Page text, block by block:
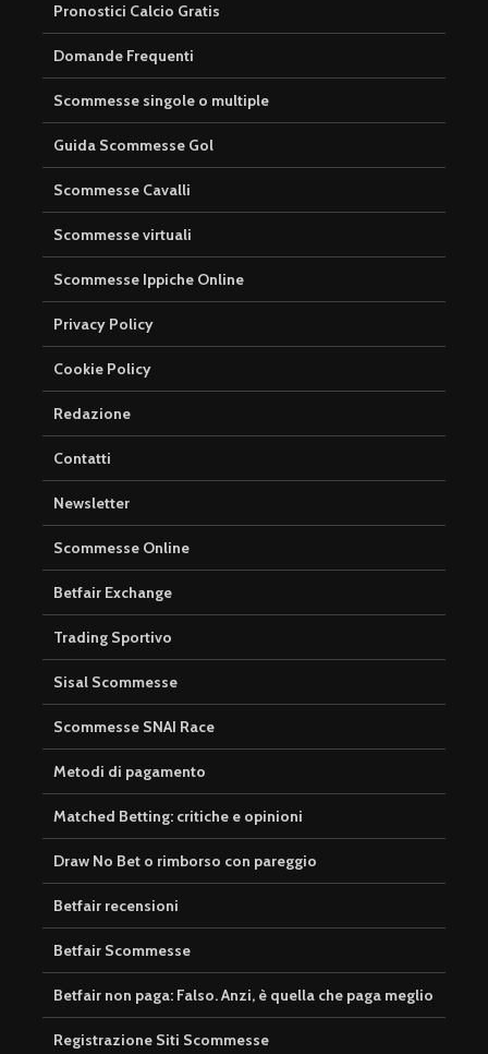
Pronostici Calcio Gratis
Domande Frequenti
Scommesse singole o multiple
Guida Scommesse Gol
Scommesse Cavalli
Scommesse virtuali
Scommesse Ippiche Online
Privacy Policy
Cookie Policy
Redazione
Contatti
Newsletter
Scommesse Online
Betfair Exchange
Trading Sportivo
Sisal Scommesse
Scommesse SNAI Race
Metodi di pagamento
Matched Betting: critiche e opinioni
Draw No Bet o rimborso con pareggio
Betfair recensioni
Betfair Scommesse
Betfair non paga: Falso. Anzi, è quella che paga meglio
Registrazione Siti Scommesse